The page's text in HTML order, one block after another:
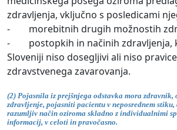
zdravljenja, vključno s posledicami
- morebitnih drugih možnostih
- postopkih in načinih zdravljenja,
Sloveniji niso dosegljivi ali niso
zdravstvenega zavarovanja.
(2) Pojasnila iz prejšnjega odstavka mora zdravnik,
zdravljenje, pojasniti pacientu v neposrednem
razumljiv način oziroma skladno z individualnimi
informacij, v celoti in pravočasno.